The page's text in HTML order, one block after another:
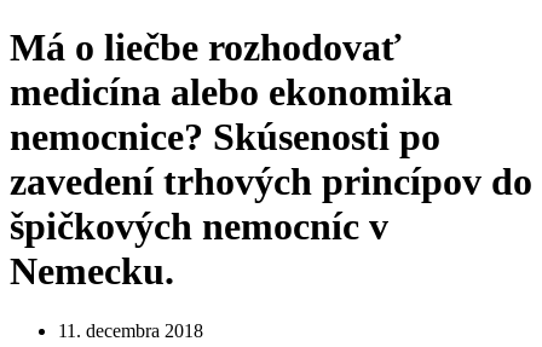
Má o liečbe rozhodovať
medicína alebo ekonomika
nemocnice? Skúsenosti po
zavedení trhových princípov do
špičkových nemocníc v
Nemecku.
11. decembra 2018